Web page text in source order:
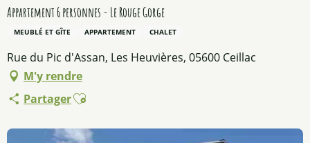
Appartement 6 personnes - Le Rouge Gorge
MEUBLÉ ET GÎTE APPARTEMENT CHALET
Rue du Pic d'Assan, Les Heuvières, 05600 Ceillac
M'y rendre
PartagerAjouter aux favoris